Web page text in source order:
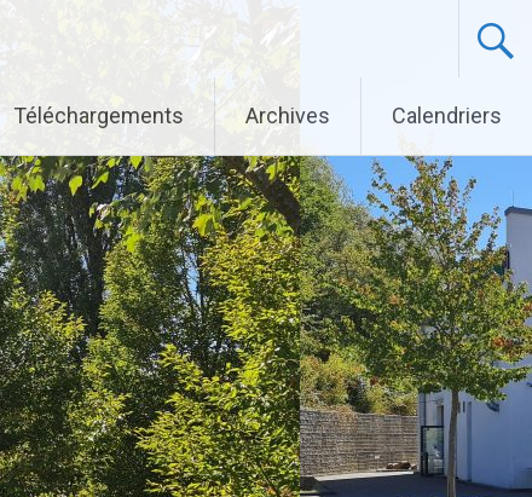
Téléchargements Archives Calendriers